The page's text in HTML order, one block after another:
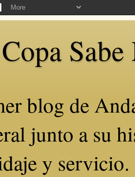
blog de
junto a su
y servicio.